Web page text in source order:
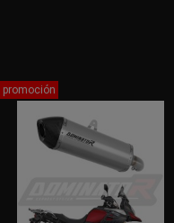
promoción